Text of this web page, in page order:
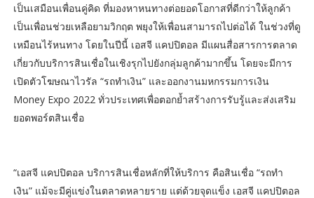
เป็นเสมือนเพื่อนคู่คิด ที่มองหาหนทางต่อยอดโอกาสที่ดีกว่าให้ลูกค้า
เป็นเพื่อนช่วยเหลือยามวิกฤต พยุงให้เพื่อนสามารถไปต่อได้ ในช่วงที่ดู
เหมือนไร้หนทาง โดยในปีนี้ เอสจี แคปปิตอล มีแผนสื่อสารการตลาด
เกี่ยวกับบริการสินเชื่อในเชิงรุกไปยังกลุ่มลูกค้ามากขึ้น โดยจะมีการ
เปิดตัวโฆษณาไวรัล “รถทำเงิน” และออกงานมหกรรมการเงิน
Money Expo 2022 ทั่วประเทศเพื่อตอกย้ำสร้างการรับรู้และส่งเสริม
ยอดพอร์ตสินเชื่อ
“เอสจี แคปปิตอล บริการสินเชื่อหลักที่ให้บริการ คือสินเชื่อ “รถทำ
เงิน” แม้จะมีคู่แข่งในตลาดหลายราย แต่ด้วยจุดแข็ง เอสจี แคปปิตอล